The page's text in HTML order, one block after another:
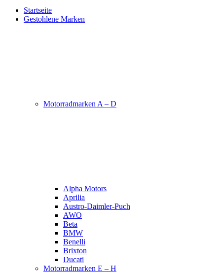
Startseite
Gestohlene Marken
Motorradmarken A – D
Alpha Motors
Aprilia
Austro-Daimler-Puch
AWO
Beta
BMW
Benelli
Brixton
Ducati
Motorradmarken E – H